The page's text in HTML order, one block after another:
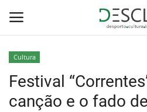
Home
Cultura
Festival
canção e o fado